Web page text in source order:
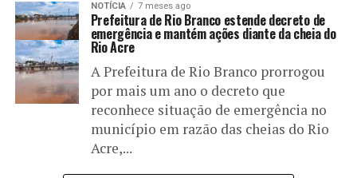
NOTÍCIA 7 meses ago
Prefeitura de Rio Branco estende decreto de
emergência e mantém ações diante da cheia do
Rio Acre
A Prefeitura de Rio Branco prorrogou
por mais um ano o decreto que
reconhece situação de emergência no
município em razão das cheias do Rio
Acre,...